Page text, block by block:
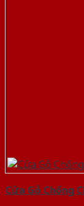
Cửa Gỗ Chống